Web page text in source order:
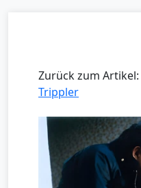
Zurück zum Artikel:
Trippler